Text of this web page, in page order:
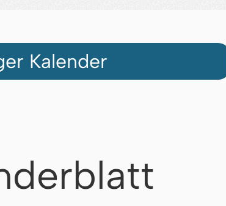
Kalender